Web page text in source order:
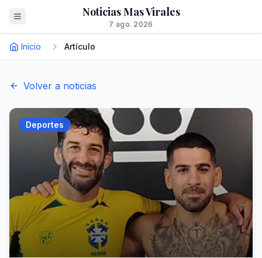
Noticias Mas Virales
7 ago. 2026
Inicio Artículo
Volver a noticias
Deportes